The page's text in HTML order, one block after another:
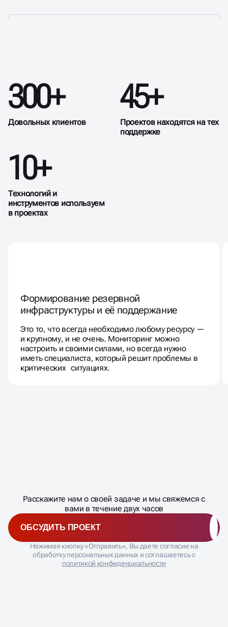
УСЛУГИ ПО ТЕХПОДДЕРЖКЕ
САЙТА В КРАСНОЯРСКЕ
300+
Довольных клиентов
45+
Проектов находятся на тех
поддержке
10+
Технологий и
инструментов используем
в проектах
Формирование резервной
инфраструктуры и её поддержание
Это то, что всегда необходимо любому ресурсу —
и крупному, и не очень. Мониторинг можно
настроить и своими силами, но всегда нужно
иметь специалиста, который решит проблемы в
критических ситуациях.
�
Расскажите нам о своей задаче и мы свяжемся с
вами в течение двух часов
ОБСУДИТЬ ПРОЕКТ
Нажимая кнопку «Отправить», Вы даете согласие на
обработку персональных данных и соглашаетесь с
политикой конфиденциальности